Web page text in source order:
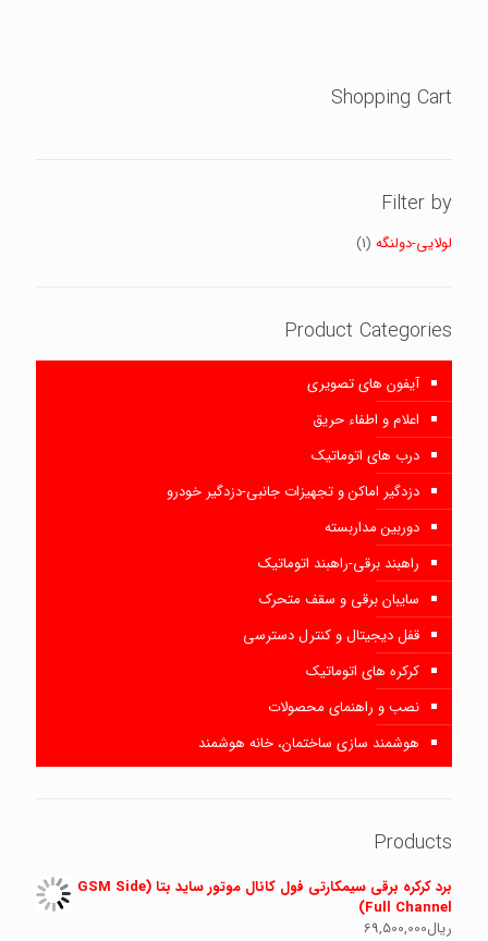
Shopping Cart
Filter by
لولایی-دولنگه (1)
Product Categories
آیفون های تصویری
اعلام و اطفاء حریق
درب های اتوماتیک
دزدگیر اماکن و تجهیزات جانبی-دزدگیر خودرو
دوربین مداربسته
راهبند برقی-راهبند اتوماتیک
سایبان برقی و سقف متحرک
قفل دیجیتال و کنترل دسترسی
کرکره های اتوماتیک
نصب و راهنمای محصولات
هوشمند سازی ساختمان، خانه هوشمند
Products
برد کرکره برقی سیمکارتی فول کانال موتور ساید بتا (GSM Side
Full Channel)
ریال69,500,000